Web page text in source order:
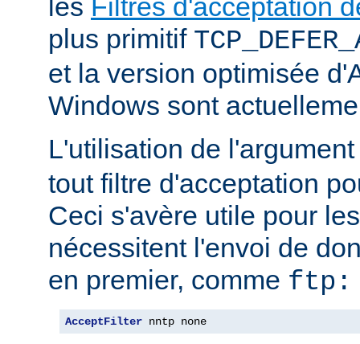
les Filtres d'acceptation
plus primitif
et la version optimisée
Windows sont
L'utilisation de
tout filtre d'acceptation
Ceci s'avère utile pour
nécessitent l'envoi de
en premier, comme ftp:
AcceptFilter nntp none